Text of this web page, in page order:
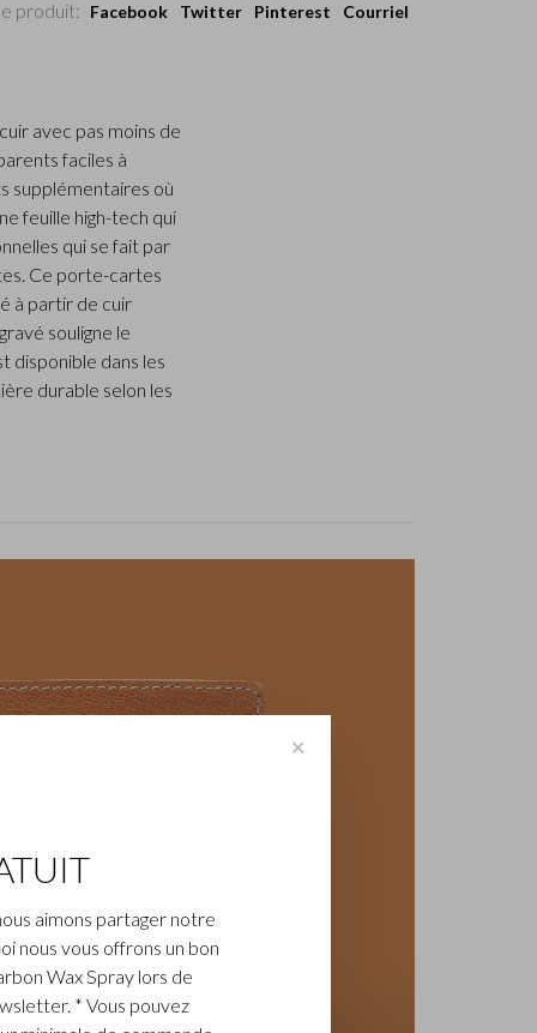
produit: Facebook Twitter Pinterest Courriel
avec pas moins de
faciles à
supplémentaires où
feuille high-tech qui
qui se fait par
Ce porte-cartes
à partir de cuir
souligne le
disponible dans les
durable selon les
✕
aimons partager notre
nous vous offrons un bon
Wax Spray lors de
* Vous pouvez